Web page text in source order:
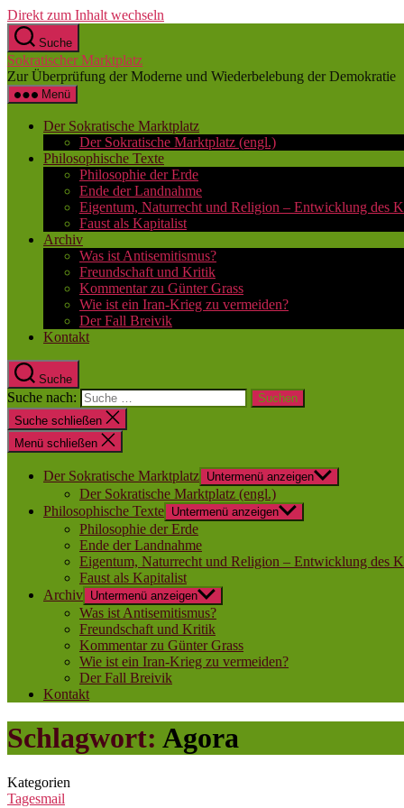
Direkt zum Inhalt wechseln
Suche
Sokratischer Marktplatz
Zur Überprüfung der Moderne und Wiederbelebung der Demokratie
Menü
Der Sokratische Marktplatz
Der Sokratische Marktplatz (engl.)
Philosophische Texte
Philosophie der Erde
Ende der Landnahme
Eigentum, Naturrecht und Religion – Entwicklung des
Faust als Kapitalist
Archiv
Was ist Antisemitismus?
Freundschaft und Kritik
Kommentar zu Günter Grass
Wie ist ein Iran-Krieg zu vermeiden?
Der Fall Breivik
Kontakt
Suche
Suche nach:
Suche schließen
Menü schließen
Der Sokratische Marktplatz Untermenü anzeigen
Der Sokratische Marktplatz (engl.)
Philosophische Texte Untermenü anzeigen
Philosophie der Erde
Ende der Landnahme
Eigentum, Naturrecht und Religion – Entwicklung des
Faust als Kapitalist
Archiv Untermenü anzeigen
Was ist Antisemitismus?
Freundschaft und Kritik
Kommentar zu Günter Grass
Wie ist ein Iran-Krieg zu vermeiden?
Der Fall Breivik
Kontakt
Schlagwort: Agora
Kategorien
Tagesmail